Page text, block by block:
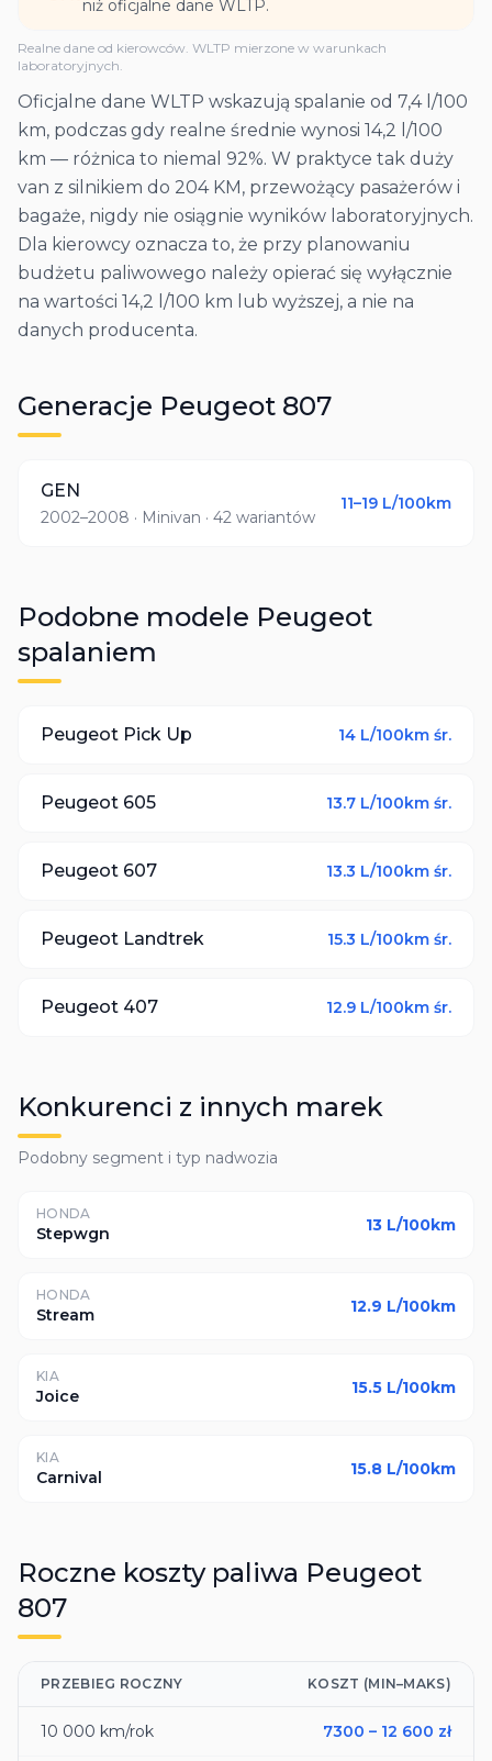
niż oficjalne dane WLTP.
Realne dane od kierowców. WLTP mierzone w warunkach
laboratoryjnych.
Oficjalne dane WLTP wskazują spalanie od 7,4 l/100
km, podczas gdy realne średnie wynosi 14,2 l/100
km — różnica to niemal 92%. W praktyce tak duży
van z silnikiem do 204 KM, przewożący pasażerów i
bagaże, nigdy nie osiągnie wyników laboratoryjnych.
Dla kierowcy oznacza to, że przy planowaniu
budżetu paliwowego należy opierać się wyłącznie
na wartości 14,2 l/100 km lub wyższej, a nie na
danych producenta.
Generacje Peugeot 807
GEN
2002–2008 · Minivan · 42 wariantów
11–19 L/100km
Podobne modele Peugeot
spalaniem
Peugeot Pick Up 14 L/100km śr.
Peugeot 605 13.7 L/100km śr.
Peugeot 607 13.3 L/100km śr.
Peugeot Landtrek 15.3 L/100km śr.
Peugeot 407 12.9 L/100km śr.
Konkurenci z innych marek
Podobny segment i typ nadwozia
HONDA
Stepwgn 13 L/100km
HONDA
Stream 12.9 L/100km
KIA
Joice 15.5 L/100km
KIA
Carnival 15.8 L/100km
Roczne koszty paliwa Peugeot
807
PRZEBIEG ROCZNY KOSZT (MIN–MAKS)
10 000 km/rok 7300 – 12 600 zł